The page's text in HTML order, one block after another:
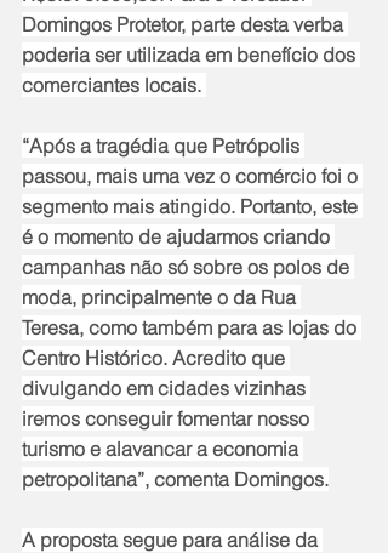
Domingos Protetor, parte desta verba
poderia ser utilizada em benefício dos
comerciantes locais.
“Após a tragédia que Petrópolis
passou, mais uma vez o comércio foi o
segmento mais atingido. Portanto, este
é o momento de ajudarmos criando
campanhas não só sobre os polos de
moda, principalmente o da Rua
Teresa, como também para as lojas do
Centro Histórico. Acredito que
divulgando em cidades vizinhas
iremos conseguir fomentar nosso
turismo e alavancar a economia
petropolitana”, comenta Domingos.
A proposta segue para análise da